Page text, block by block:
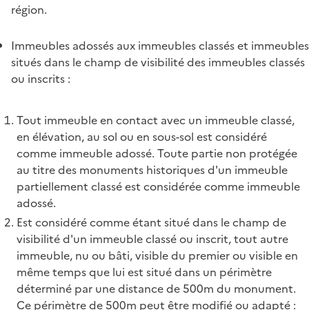
région.
Immeubles adossés aux immeubles classés et immeubles
situés dans le champ de visibilité des immeubles classés
ou inscrits :
Tout immeuble en contact avec un immeuble classé,
en élévation, au sol ou en sous-sol est considéré
comme immeuble adossé. Toute partie non protégée
au titre des monuments historiques d'un immeuble
partiellement classé est considérée comme immeuble
adossé.
Est considéré comme étant situé dans le champ de
visibilité d'un immeuble classé ou inscrit, tout autre
immeuble, nu ou bâti, visible du premier ou visible en
même temps que lui est situé dans un périmètre
déterminé par une distance de 500m du monument.
Ce périmètre de 500m peut être modifié ou adapté :